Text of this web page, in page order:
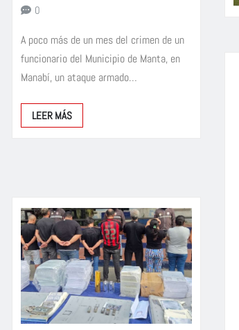
0
A poco más de un mes del crimen de un
funcionario del Municipio de Manta, en
Manabí, un ataque armado…
LEER MÁS